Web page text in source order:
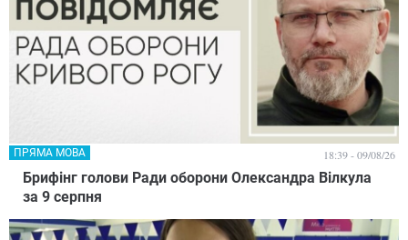
Брифінг голови Ради оборони Олександра Вілкула
за 9 серпня
ПРЯМА МОВА 18:39 - 09/08/26